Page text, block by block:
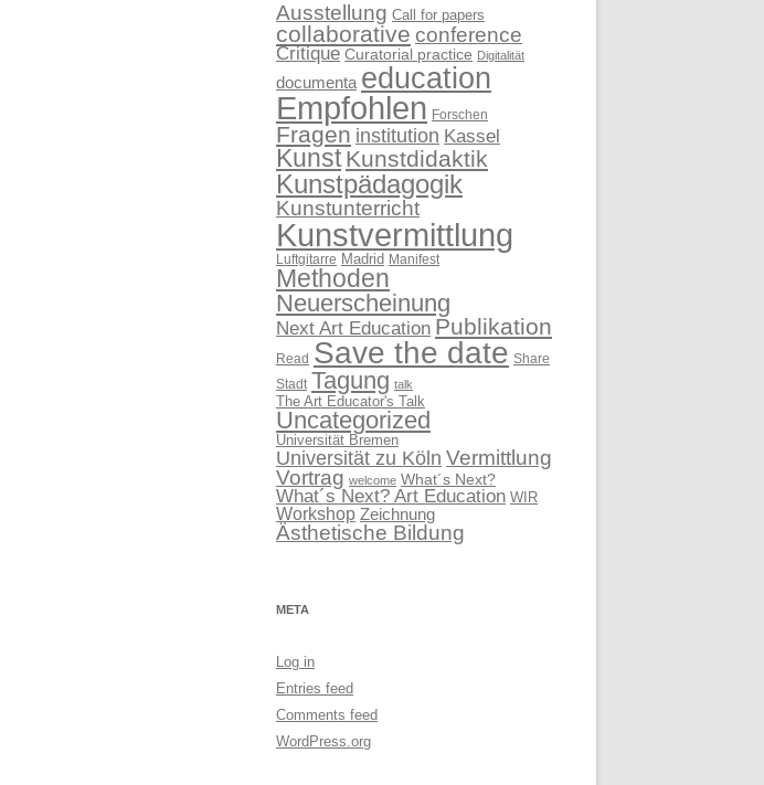
Ausstellung Call for papers
collaborative conference
Critique Curatorial practice Digitalität
documenta education
Empfohlen Forschen
Fragen institution Kassel
Kunst Kunstdidaktik
Kunstpädagogik
Kunstunterricht
Kunstvermittlung
Luftgitarre Madrid Manifest
Methoden
Neuerscheinung
Next Art Education Publikation
Read Save the date Share
Stadt Tagung talk
The Art Educator's Talk
Uncategorized
Universität Bremen
Universität zu Köln Vermittlung
Vortrag welcome What´s Next?
What´s Next? Art Education WIR
Workshop Zeichnung
Ästhetische Bildung
META
Log in
Entries feed
Comments feed
WordPress.org